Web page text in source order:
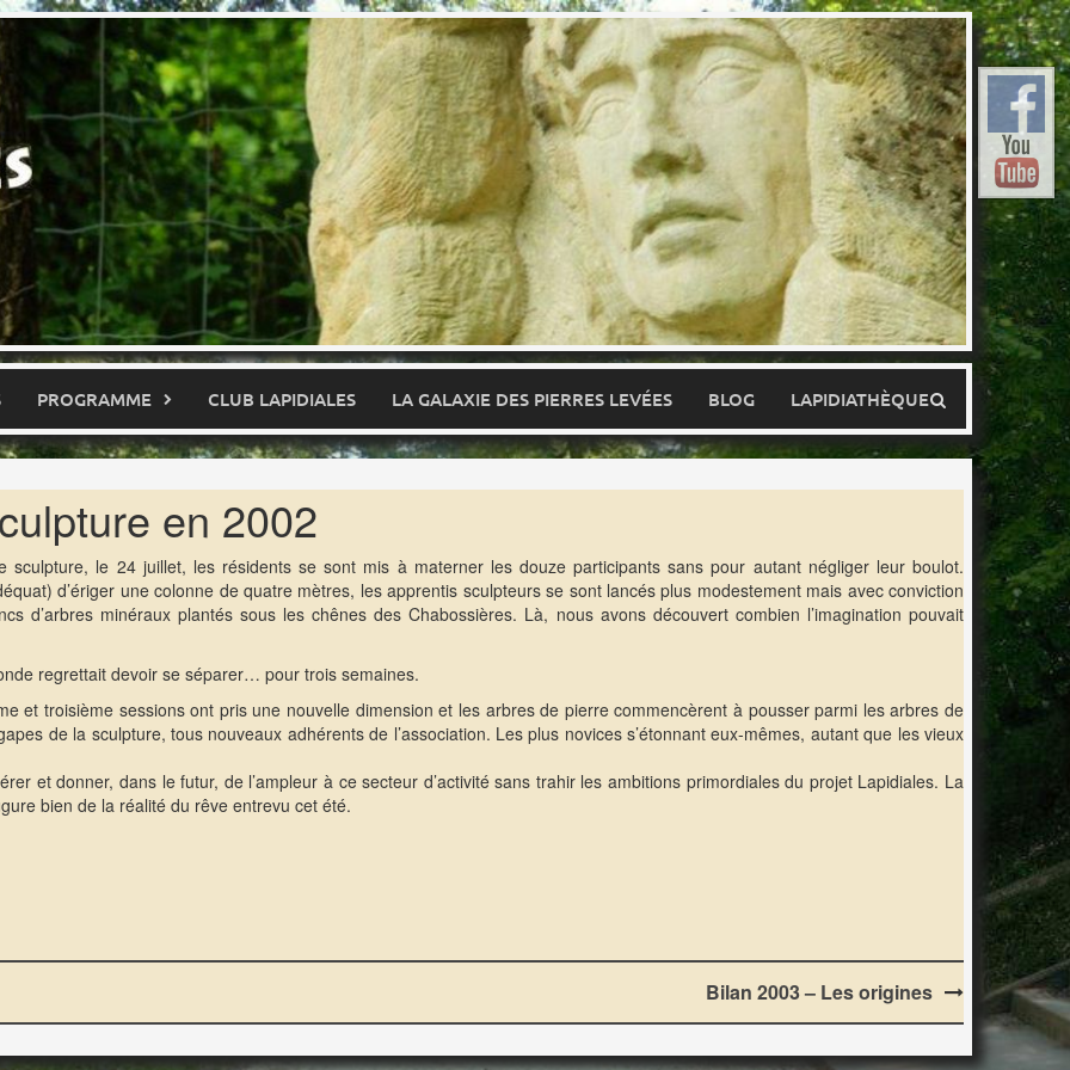
PROGRAMME CLUB LAPIDIALES LA GALAXIE DES PIERRES LEVÉES BLOG LAPIDIATHÈQUE
en 2002
sculpture, le 24 juillet, les résidents se sont mis à materner les douze participants sans pour autant négliger leur boulot.
d’ériger une colonne de quatre mètres, les apprentis sculpteurs se sont lancés plus modestement mais avec conviction
d’arbres minéraux plantés sous les chênes des Chabossières. Là, nous avons découvert combien l’imagination pouvait
regrettait devoir se séparer… pour trois semaines.
et troisième sessions ont pris une nouvelle dimension et les arbres de pierre commencèrent à pousser parmi les arbres de
de la sculpture, tous nouveaux adhérents de l’association. Les plus novices s’étonnant eux-mêmes, autant que les vieux
et donner, dans le futur, de l’ampleur à ce secteur d’activité sans trahir les ambitions primordiales du projet Lapidiales. La
bien de la réalité du rêve entrevu cet été.
Bilan 2003 – Les origines